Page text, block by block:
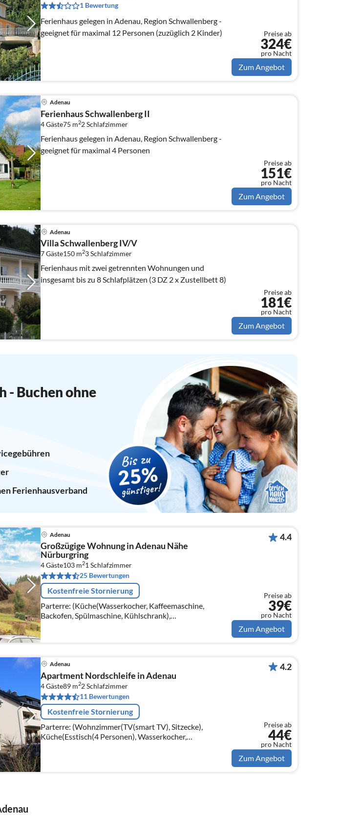
1 Bewertung
Ferienhaus gelegen in Adenau, Region Schwallenberg -
geeignet für maximal 12 Personen (zuzüglich 2 Kinder)
Preise ab
324€
pro Nacht
Zum Angebot
Adenau
Ferienhaus Schwallenberg II
4 Gäste75 m22Schlafzimmer
Ferienhaus gelegen in Adenau, Region Schwallenberg -
geeignet für maximal 4 Personen
Preise ab
151€
pro Nacht
Zum Angebot
Adenau
Villa Schwallenberg IV/V
7 Gäste150 m23Schlafzimmer
Ferienhaus mit zwei getrennten Wohnungen und
insgesamt bis zu 8 Schlafplätzen (3 DZ 2 x Zustellbett 8)
Preise ab
181€
pro Nacht
Zum Angebot
- Buchen ohne
Ferienhausverband
Adenau
Großzügige Wohnung in Adenau Nähe
Nürburgring
4 Gäste103 m21Schlafzimmer
25 Bewertungen
Kostenfreie Stornierung
Parterre: (Küche(Wasserkocher, Kaffeemaschine,
Backofen, Spülmaschine, Kühlschrank),
Wohn-/Schlafzimmer(Schlafcouch 1 Pers., TV, Esstisch),
Schlafzimmer(Einzelbett, Doppelbett)
4.4
Preise ab
39€
pro Nacht
Zum Angebot
Adenau
Apartment Nordschleife in Adenau
4 Gäste89 m22Schlafzimmer
11 Bewertungen
Kostenfreie Stornierung
Parterre: (Wohnzimmer(TV(smart TV), Sitzecke),
Küche(Esstisch(4 Personen), Wasserkocher,
Kochherd(Ceranfeld), Kaffeemaschine, Backofen,
Mikrowelle, Kühlschrank, Tiefkühlschrank)
4.2
Preise ab
44€
pro Nacht
Zum Angebot